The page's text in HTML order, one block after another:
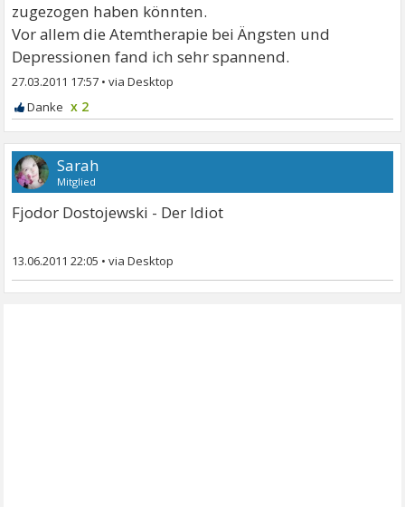
zugezogen haben könnten.
Vor allem die Atemtherapie bei Ängsten und
Depressionen fand ich sehr spannend.
27.03.2011 17:57 •
x 2
Sarah
Mitglied
Fjodor Dostojewski - Der Idiot
13.06.2011 22:05 •